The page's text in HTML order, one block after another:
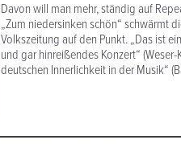
Davon will man mehr, ständig auf
„Zum niedersinken schön“ schwärmt
Volkszeitung auf den Punkt. „Das ist
und gar hinreißendes Konzert“
deutschen Innerlichkeit in der Musik“